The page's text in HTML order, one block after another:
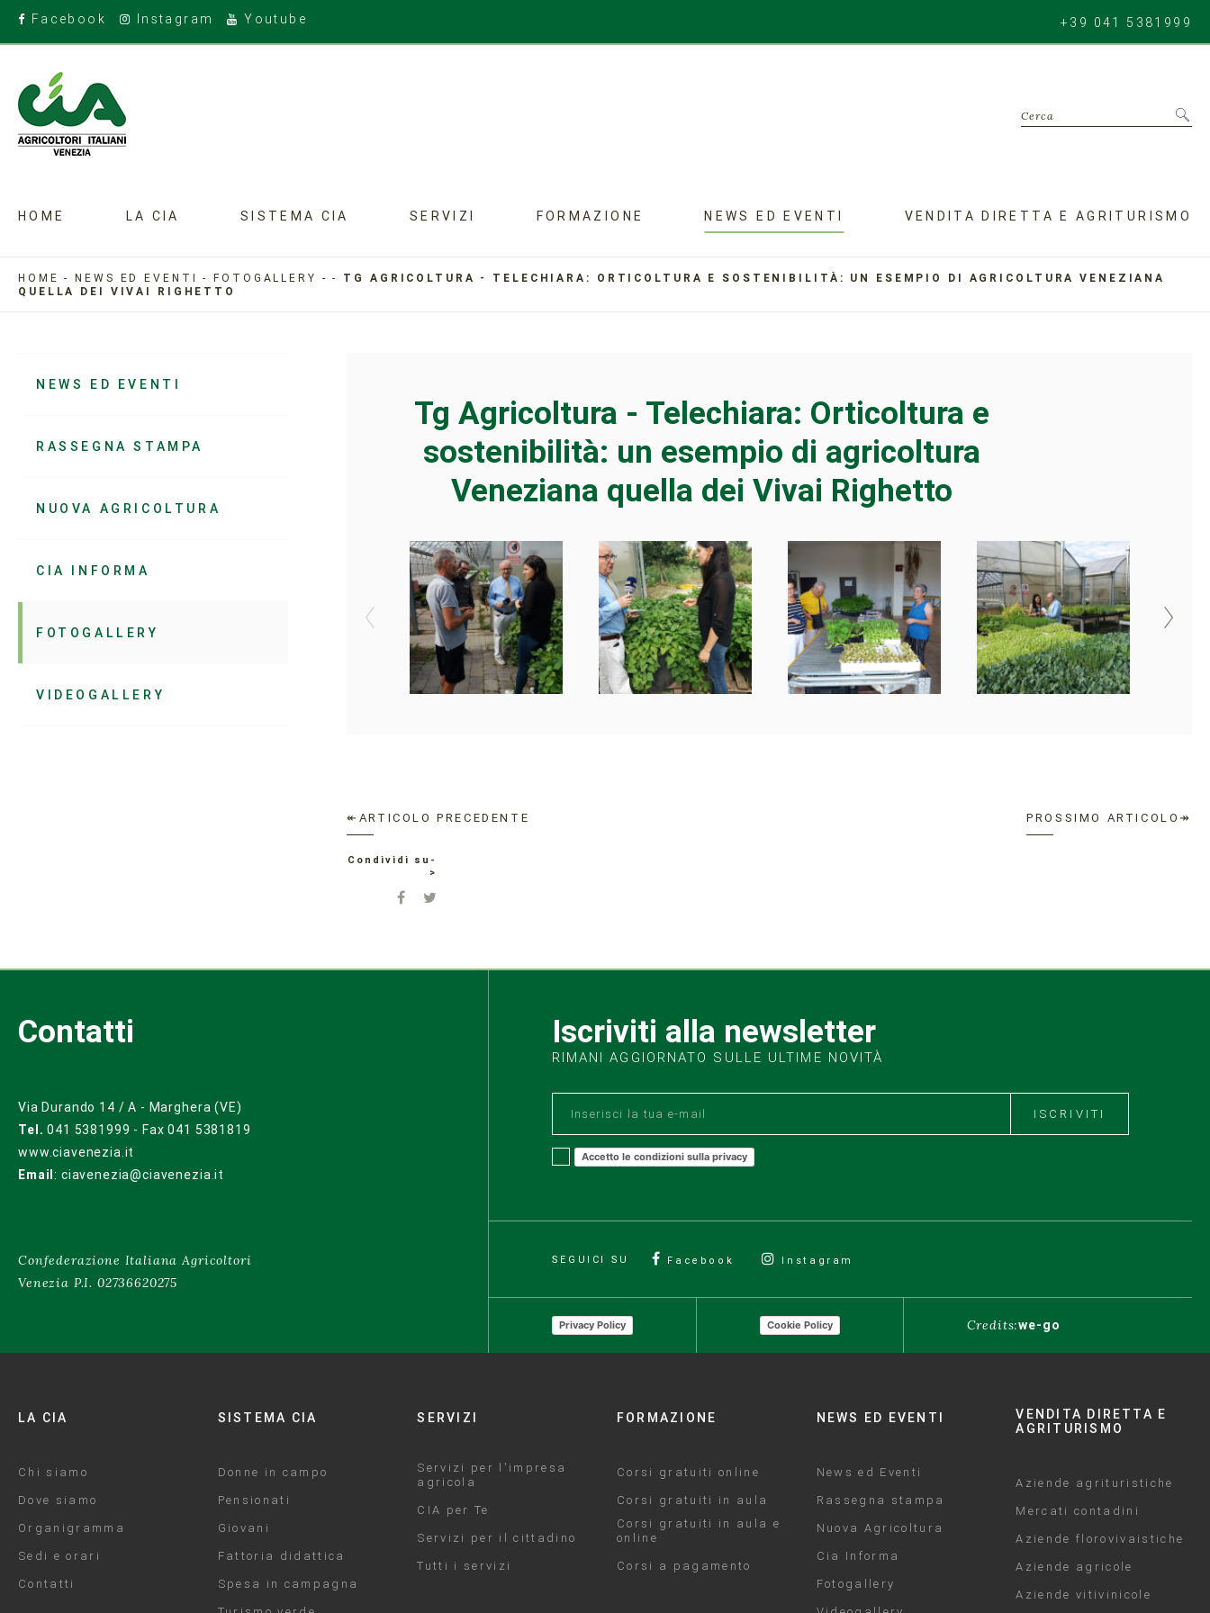
Facebook Instagram Youtube +39 041 5381999
Cerca
HOME LA CIA SISTEMA CIA SERVIZI FORMAZIONE NEWS ED EVENTI VENDITA DIRETTA E AGRITURISMO
HOME -NEWS ED EVENTI -FOTOGALLERY -- TG AGRICOLTURA - TELECHIARA: ORTICOLTURA E SOSTENIBILITÀ: UN ESEMPIO DI AGRICOLTURA VENEZIANA
QUELLA DEI VIVAI RIGHETTO
NEWS ED EVENTI
RASSEGNA STAMPA
NUOVA AGRICOLTURA
CIA INFORMA
FOTOGALLERY
VIDEOGALLERY
Tg Agricoltura - Telechiara: Orticoltura e
sostenibilità: un esempio di agricoltura
Veneziana quella dei Vivai Righetto
↞ARTICOLO PRECEDENTE PROSSIMO ARTICOLO↠
Condividi su-
>
Contatti
Via Durando 14 / A - Marghera (VE)
Tel. 041 5381999 - Fax 041 5381819
www.ciavenezia.it
Email: ciavenezia@ciavenezia.it
Confederazione Italiana Agricoltori
Venezia P.I. 02736620275
Iscriviti alla newsletter
RIMANI AGGIORNATO SULLE ULTIME NOVITÀ
ISCRIVITI
Accetto le condizioni sulla privacy
SEGUICI SU Facebook Instagram
Privacy Policy Cookie Policy Credits:we-go
LA CIA
Chi siamo
Dove siamo
Organigramma
Sedi e orari
Contatti
SISTEMA CIA
Donne in campo
Pensionati
Giovani
Fattoria didattica
Spesa in campagna
SERVIZI
Servizi per l'impresa
agricola
CIA per Te
Servizi per il cittadino
Tutti i servizi
FORMAZIONE
Corsi gratuiti online
Corsi gratuiti in aula
Corsi gratuiti in aula e
online
Corsi a pagamento
NEWS ED EVENTI
News ed Eventi
Rassegna stampa
Nuova Agricoltura
Cia Informa
Fotogallery
VENDITA DIRETTA E
AGRITURISMO
Aziende agrituristiche
Mercati contadini
Aziende florovivaistiche
Aziende agricole
Aziende vitivinicole